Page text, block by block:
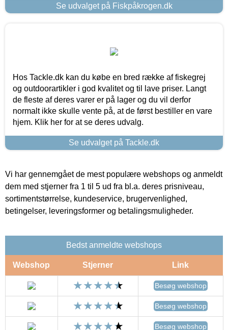
Se udvalget på Fiskpåkrogen.dk
Hos Tackle.dk kan du købe en bred række af fiskegrej
og outdoorartikler i god kvalitet og til lave priser. Langt
de fleste af deres varer er på lager og du vil derfor
normalt ikke skulle vente på, at de først bestiller en vare
hjem. Klik her for at se deres udvalg.
Se udvalget på Tackle.dk
Vi har gennemgået de mest populære webshops og anmeldt
dem med stjerner fra 1 til 5 ud fra bl.a. deres prisniveau,
sortimentstørrelse, kundeservice, brugervenlighed,
betingelser, leveringsformer og betalingsmuligheder.
Bedst anmeldte webshops
Webshop Stjerner Link
Besøg webshop
Besøg webshop
Besøg webshop